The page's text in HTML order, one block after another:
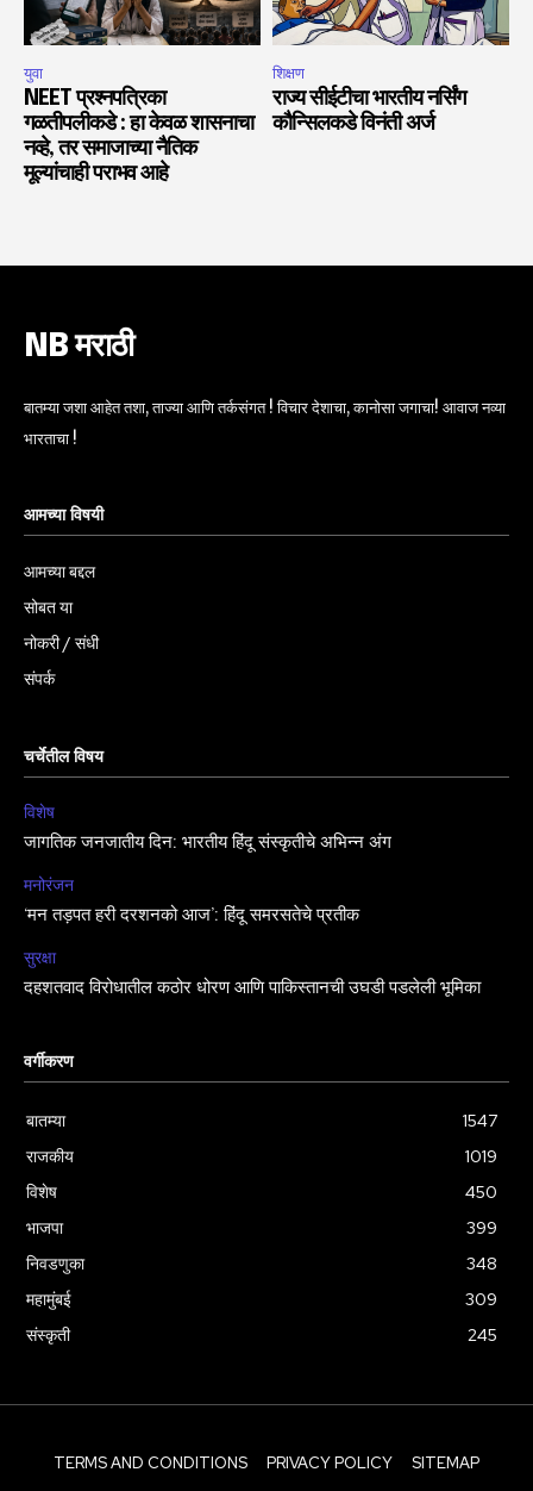
युवा
NEET प्रश्नपत्रिका
गळतीपलीकडे : हा केवळ शासनाचा
नव्हे, तर समाजाच्या नैतिक
मूल्यांचाही पराभव आहे
शिक्षण
राज्य सीईटीचा भारतीय नर्सिंग
कौन्सिलकडे विनंती अर्ज
NB मराठी
बातम्या जशा आहेत तशा, ताज्या आणि तर्कसंगत ! विचार देशाचा, कानोसा जगाचा! आवाज नव्या
भारताचा !
आमच्या विषयी
आमच्या बद्दल
सोबत या
नोकरी / संधी
संपर्क
चर्चेतील विषय
विशेष
जागतिक जनजातीय दिन: भारतीय हिंदू संस्कृतीचे अभिन्न अंग
मनोरंजन
‘मन तड़पत हरी दरशनको आज’: हिंदू समरसतेचे प्रतीक
सुरक्षा
दहशतवाद विरोधातील कठोर धोरण आणि पाकिस्तानची उघडी पडलेली भूमिका
वर्गीकरण
बातम्या
1547
राजकीय
1019
विशेष
450
भाजपा
399
निवडणुका
348
महामुंबई
309
संस्कृती
245
TERMS AND CONDITIONS PRIVACY POLICY SITEMAP